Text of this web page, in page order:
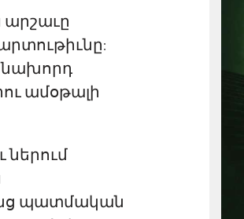
նախորդ
ամօթալի
ներում
պատմական